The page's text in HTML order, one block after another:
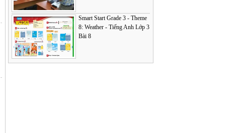
Smart Start Grade 3 - Theme
8: Weather - Tiếng Anh Lớp 3
Bài 8